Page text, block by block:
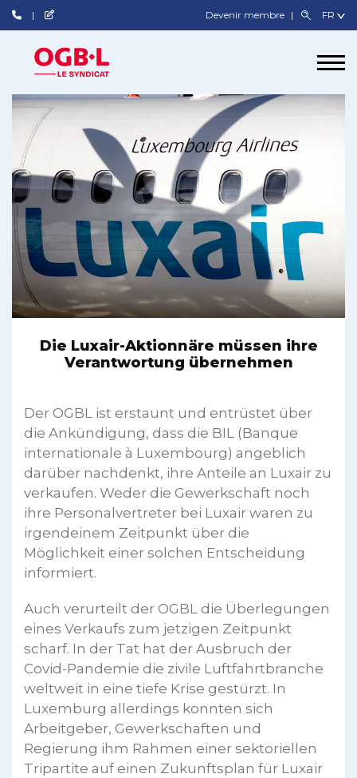
Devenir membre
Die Luxair-Aktionnäre müssen ihre
Verantwortung übernehmen
Der OGBL ist erstaunt und entrüstet über
die Ankündigung, dass die BIL (Banque
internationale à Luxembourg) angeblich
darüber nachdenkt, ihre Anteile an Luxair zu
verkaufen. Weder die Gewerkschaft noch
ihre Personalvertreter bei Luxair waren zu
irgendeinem Zeitpunkt über die
Möglichkeit einer solchen Entscheidung
informiert.
Auch verurteilt der OGBL die Überlegungen
eines Verkaufs zum jetzigen Zeitpunkt
scharf. In der Tat hat der Ausbruch der
Covid-Pandemie die zivile Luftfahrtbranche
weltweit in eine tiefe Krise gestürzt. In
Luxemburg allerdings konnten sich
Arbeitgeber, Gewerkschaften und
Regierung ihm Rahmen einer sektoriellen
Tripartite auf einen Zukunftsplan für Luxair